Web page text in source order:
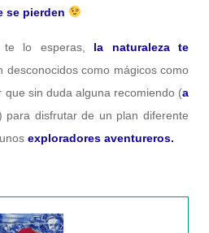
se pierden
lo esperas,
la naturaleza te
desconocidos como mágicos como
sin duda alguna recomiendo (a
para disfrutar de un plan diferente
exploradores aventureros.